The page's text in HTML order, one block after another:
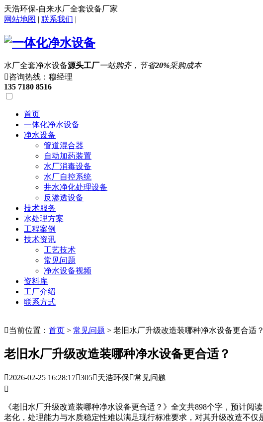
天浩环保-自来水厂全套设备厂家
网站地图 | 联系我们 |
水厂全套净水设备源头工厂一站购齐，节省20%采购成本
咨询热线：穆经理
135 7180 8516
首页
一体化净水设备
净水设备
管道混合器
自动加药装置
水厂消毒设备
水厂自控系统
井水净化处理设备
反渗透设备
技术服务
水处理方案
工程案例
技术资讯
工艺技术
常见问题
净水设备视频
资料库
工厂介绍
联系方式
当前位置： 首页 > 常见问题 > 老旧水厂升级改造装哪种净水设备更合适？
老旧水厂升级改造装哪种净水设备更合适？
2026-02-25 16:28:17305天浩环保常见问题

《老旧水厂升级改造装哪种净水设备更合适？》全文共898个字，预计
老化，处理能力与水质稳定性难以满足现行标准要求，对其升级改造不